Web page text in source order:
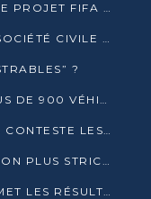
FOOTBALL : LE CONGO OBTIENT LE PROJET FIFA ARENA POUR SES 15 DÉPARTEMENTS
GOUVERNANCE FORESTIÈRE : LA SOCIÉTÉ CIVILE CONGOLAISE AFFICHE SES PRIORITÉS POUR 2026
?
CONGO TERMINAL DÉCHARGE PLUS DE 900 VÉHICULES EN QUELQUES HEURES
PRÉSIDENTIELLE : DAVE MAFOULA CONTESTE LES RÉSULTATS PROVISOIRES
LA DGSP ANNONCE UNE RÉPRESSION PLUS STRICTE CONTRE LES MOTO-TAXIS
PRÉSIDENTIELLE : LA CNEI TRANSMET LES RÉSULTATS PROVISOIRES À LA COUR CONSTITUTIONNELLE